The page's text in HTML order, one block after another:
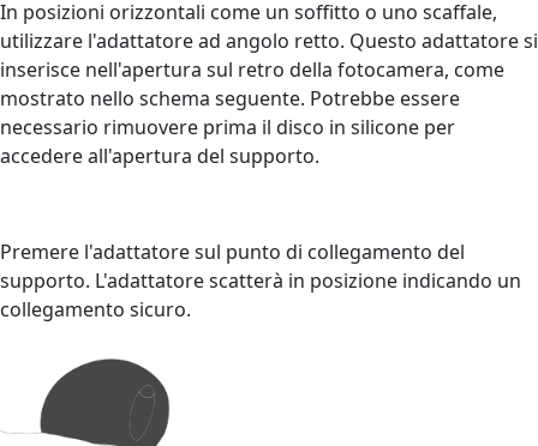
In posizioni orizzontali come un soffitto o uno scaffale,
utilizzare l'adattatore ad angolo retto. Questo adattatore si
inserisce nell'apertura sul retro della fotocamera, come
mostrato nello schema seguente. Potrebbe essere
necessario rimuovere prima il disco in silicone per
accedere all'apertura del supporto.
Premere l'adattatore sul punto di collegamento del
supporto. L'adattatore scatterà in posizione indicando un
collegamento sicuro.